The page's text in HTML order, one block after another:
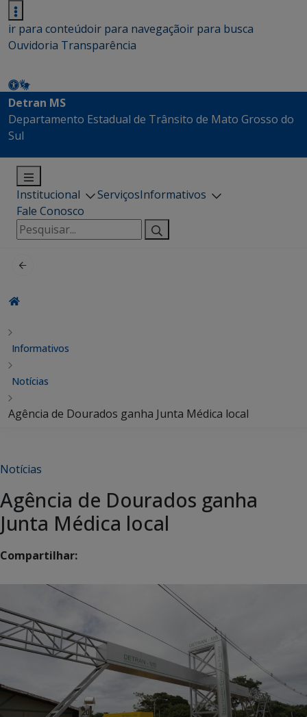
ir para conteúdoir para navegaçãoir para busca
Ouvidoria Transparência
Detran MS
Departamento Estadual de Trânsito de Mato Grosso do
Sul
Institucional ServiçosInformativos
Fale Conosco
Pesquisar
por:
Informativos
Notícias
Agência de Dourados ganha Junta Médica local
Notícias
Agência de Dourados ganha
Junta Médica local
Compartilhar: